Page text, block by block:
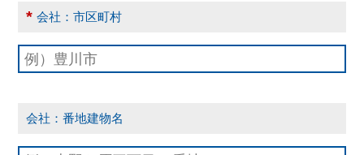
* 会社：市区町村
会社：番地建物名